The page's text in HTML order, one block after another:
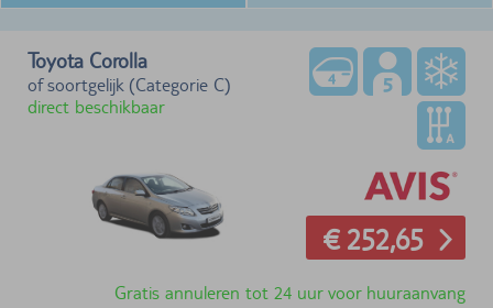
Toyota Corolla
of soortgelijk (Categorie C)
direct beschikbaar
€ 252,65
Gratis annuleren tot 24 uur voor huuraanvang